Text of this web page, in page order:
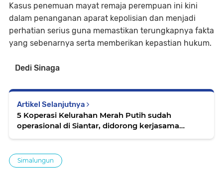
Kasus penemuan mayat remaja perempuan ini kini
dalam penanganan aparat kepolisian dan menjadi
perhatian serius guna memastikan terungkapnya fakta
yang sebenarnya serta memberikan kepastian hukum.
Dedi Sinaga
Artikel Selanjutnya
5 Koperasi Kelurahan Merah Putih sudah
operasional di Siantar, didorong kerjasama
Simalungun